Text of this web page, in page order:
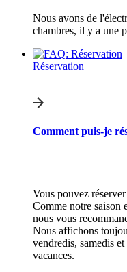
Nous avons de
chambres, il y a une
Réservation
Comment puis-je
Vous pouvez réserver
Comme notre saison
nous vous
Nous affichons
vendredis, samedis
vacances.